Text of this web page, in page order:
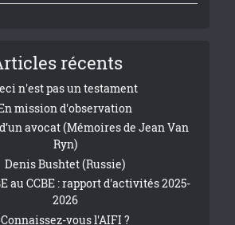
récents
n'est pas un testament
mission d'observation
avocat (Mémoires de Jean Van
Ryn)
Denis Bushtet (Russie)
au CCBE : rapport d'activités 2025-
2026
Connaissez-vous l'AIFI ?